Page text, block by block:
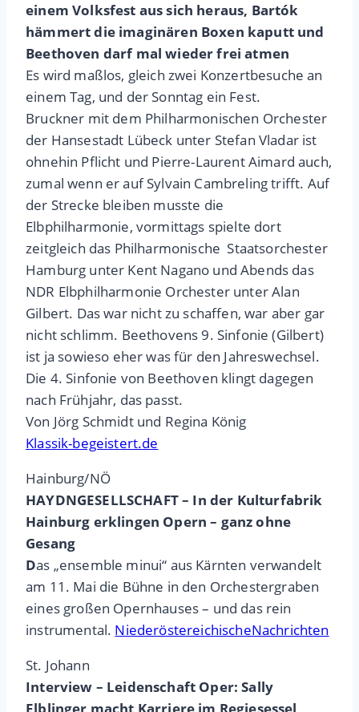
einem Volksfest aus sich heraus, Bartók
hämmert die imaginären Boxen kaputt und
Beethoven darf mal wieder frei atmen
Es wird maßlos, gleich zwei Konzertbesuche an
einem Tag, und der Sonntag ein Fest.
Bruckner mit dem Philharmonischen Orchester
der Hansestadt Lübeck unter Stefan Vladar ist
ohnehin Pflicht und Pierre-Laurent Aimard auch,
zumal wenn er auf Sylvain Cambreling trifft. Auf
der Strecke bleiben musste die
Elbphilharmonie, vormittags spielte dort
zeitgleich das Philharmonische Staatsorchester
Hamburg unter Kent Nagano und Abends das
NDR Elbphilharmonie Orchester unter Alan
Gilbert. Das war nicht zu schaffen, war aber gar
nicht schlimm. Beethovens 9. Sinfonie (Gilbert)
ist ja sowieso eher was für den Jahreswechsel.
Die 4. Sinfonie von Beethoven klingt dagegen
nach Frühjahr, das passt.
Von Jörg Schmidt und Regina König
Klassik-begeistert.de
Hainburg/NÖ
HAYDNGESELLSCHAFT – In der Kulturfabrik
Hainburg erklingen Opern – ganz ohne
Gesang
Das „ensemble minui“ aus Kärnten verwandelt
am 11. Mai die Bühne in den Orchestergraben
eines großen Opernhauses – und das rein
instrumental. NiederöstereichischeNachrichten
St. Johann
Interview – Leidenschaft Oper: Sally